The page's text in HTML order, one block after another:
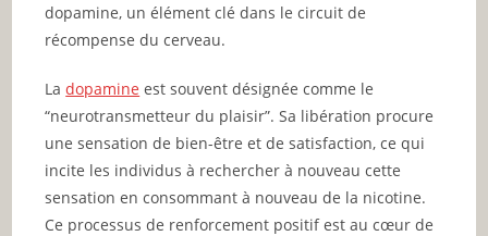
dopamine, un élément clé dans le circuit de
récompense du cerveau.
Ladopamine est souvent désignée comme le
“neurotransmetteur du plaisir”. Sa libération procure
une sensation de bien-être et de satisfaction, ce qui
incite les individus à rechercher à nouveau cette
sensation en consommant à nouveau de la nicotine.
Ce processus de renforcement positif est au cœur de